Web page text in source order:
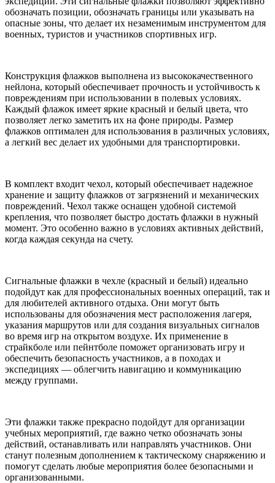
обозначать позиции, обозначать границы или указывать на
опасные зоны, что делает их незаменимым инструментом для
военных, туристов и участников спортивных игр.
Конструкция флажков выполнена из высококачественного
нейлона, который обеспечивает прочность и устойчивость к
повреждениям при использовании в полевых условиях.
Каждый флажок имеет яркие красный и белый цвета, что
позволяет легко заметить их на фоне природы. Размер
флажков оптимален для использования в различных условиях,
а легкий вес делает их удобными для транспортировки.
В комплект входит чехол, который обеспечивает надежное
хранение и защиту флажков от загрязнений и механических
повреждений. Чехол также оснащен удобной системой
крепления, что позволяет быстро достать флажки в нужный
момент. Это особенно важно в условиях активных действий,
когда каждая секунда на счету.
Сигнальные флажки в чехле (красный и белый) идеально
подойдут как для профессиональных военных операций, так и
для любителей активного отдыха. Они могут быть
использованы для обозначения мест расположения лагеря,
указания маршрутов или для создания визуальных сигналов
во время игр на открытом воздухе. Их применение в
страйкболе или пейнтболе поможет организовать игру и
обеспечить безопасность участников, а в походах и
экспедициях — облегчить навигацию и коммуникацию
между группами.
Эти флажки также прекрасно подойдут для организации
учебных мероприятий, где важно четко обозначать зоны
действий, останавливать или направлять участников. Они
станут полезным дополнением к тактическому снаряжению и
помогут сделать любые мероприятия более безопасными и
организованными.